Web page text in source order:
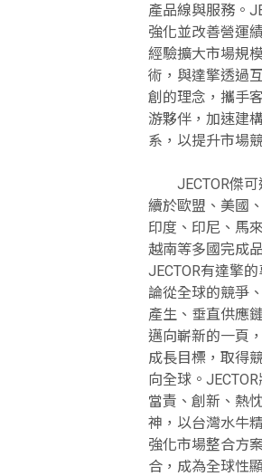
產品線與服務。
強化並改善營運
經驗擴大市場規
術，與達擎透過
創的理念，攜手
游夥伴，加速建
系，以提升市場
JECTOR傑可
續於歐盟、美國
印度、印尼、馬
越南等多國完成
JECTOR有達擎
論從全球的競爭
產生、垂直供應
邁向嶄新的一頁
成長目標，取得
向全球。
當責、創新、熱
神，以台灣水牛
強化市場整合方
合，成為全球性